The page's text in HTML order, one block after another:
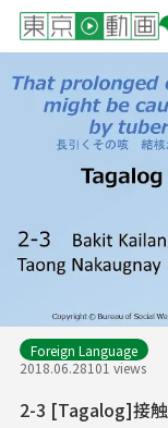
Foreign Language
2018.06.28101 views
2-3 [Tagalog]接